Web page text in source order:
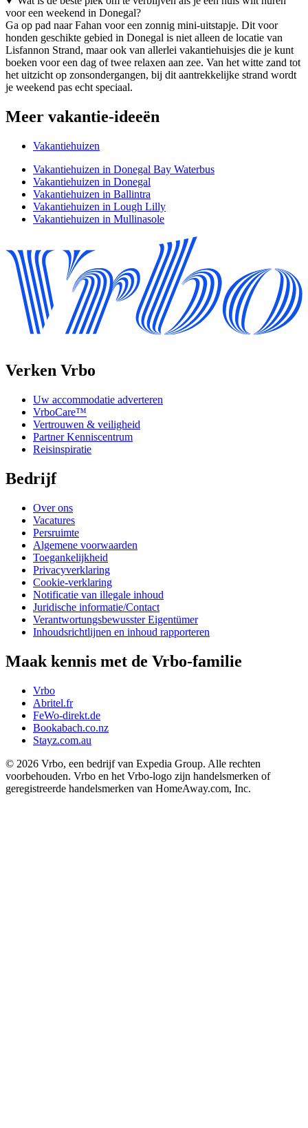
voor een weekend in Donegal?
Ga op pad naar Fahan voor een zonnig mini-uitstapje. Dit voor
honden geschikte gebied in Donegal is niet alleen de locatie van
Lisfannon Strand, maar ook van allerlei vakantiehuisjes die je kunt
boeken voor een dag of twee relaxen aan zee. Van het witte zand tot
het uitzicht op zonsondergangen, bij dit aantrekkelijke strand wordt
je weekend pas echt speciaal.
Meer vakantie-ideeën
Vakantiehuizen
Vakantiehuizen in Donegal Bay Waterbus
Vakantiehuizen in Donegal
Vakantiehuizen in Ballintra
Vakantiehuizen in Lough Lilly
Vakantiehuizen in Mullinasole
Verken Vrbo
Uw accommodatie adverteren
VrboCare™
Vertrouwen & veiligheid
Partner Kenniscentrum
Reisinspiratie
Bedrijf
Over ons
Vacatures
Persruimte
Algemene voorwaarden
Toegankelijkheid
Privacyverklaring
Cookie-verklaring
Notificatie van illegale inhoud
Juridische informatie/Contact
Verantwortungsbewusster Eigentümer
Inhoudsrichtlijnen en inhoud rapporteren
Maak kennis met de Vrbo-familie
Vrbo
Abritel.fr
FeWo-direkt.de
Bookabach.co.nz
Stayz.com.au
© 2026 Vrbo, een bedrijf van Expedia Group. Alle rechten
voorbehouden. Vrbo en het Vrbo-logo zijn handelsmerken of
geregistreerde handelsmerken van HomeAway.com, Inc.